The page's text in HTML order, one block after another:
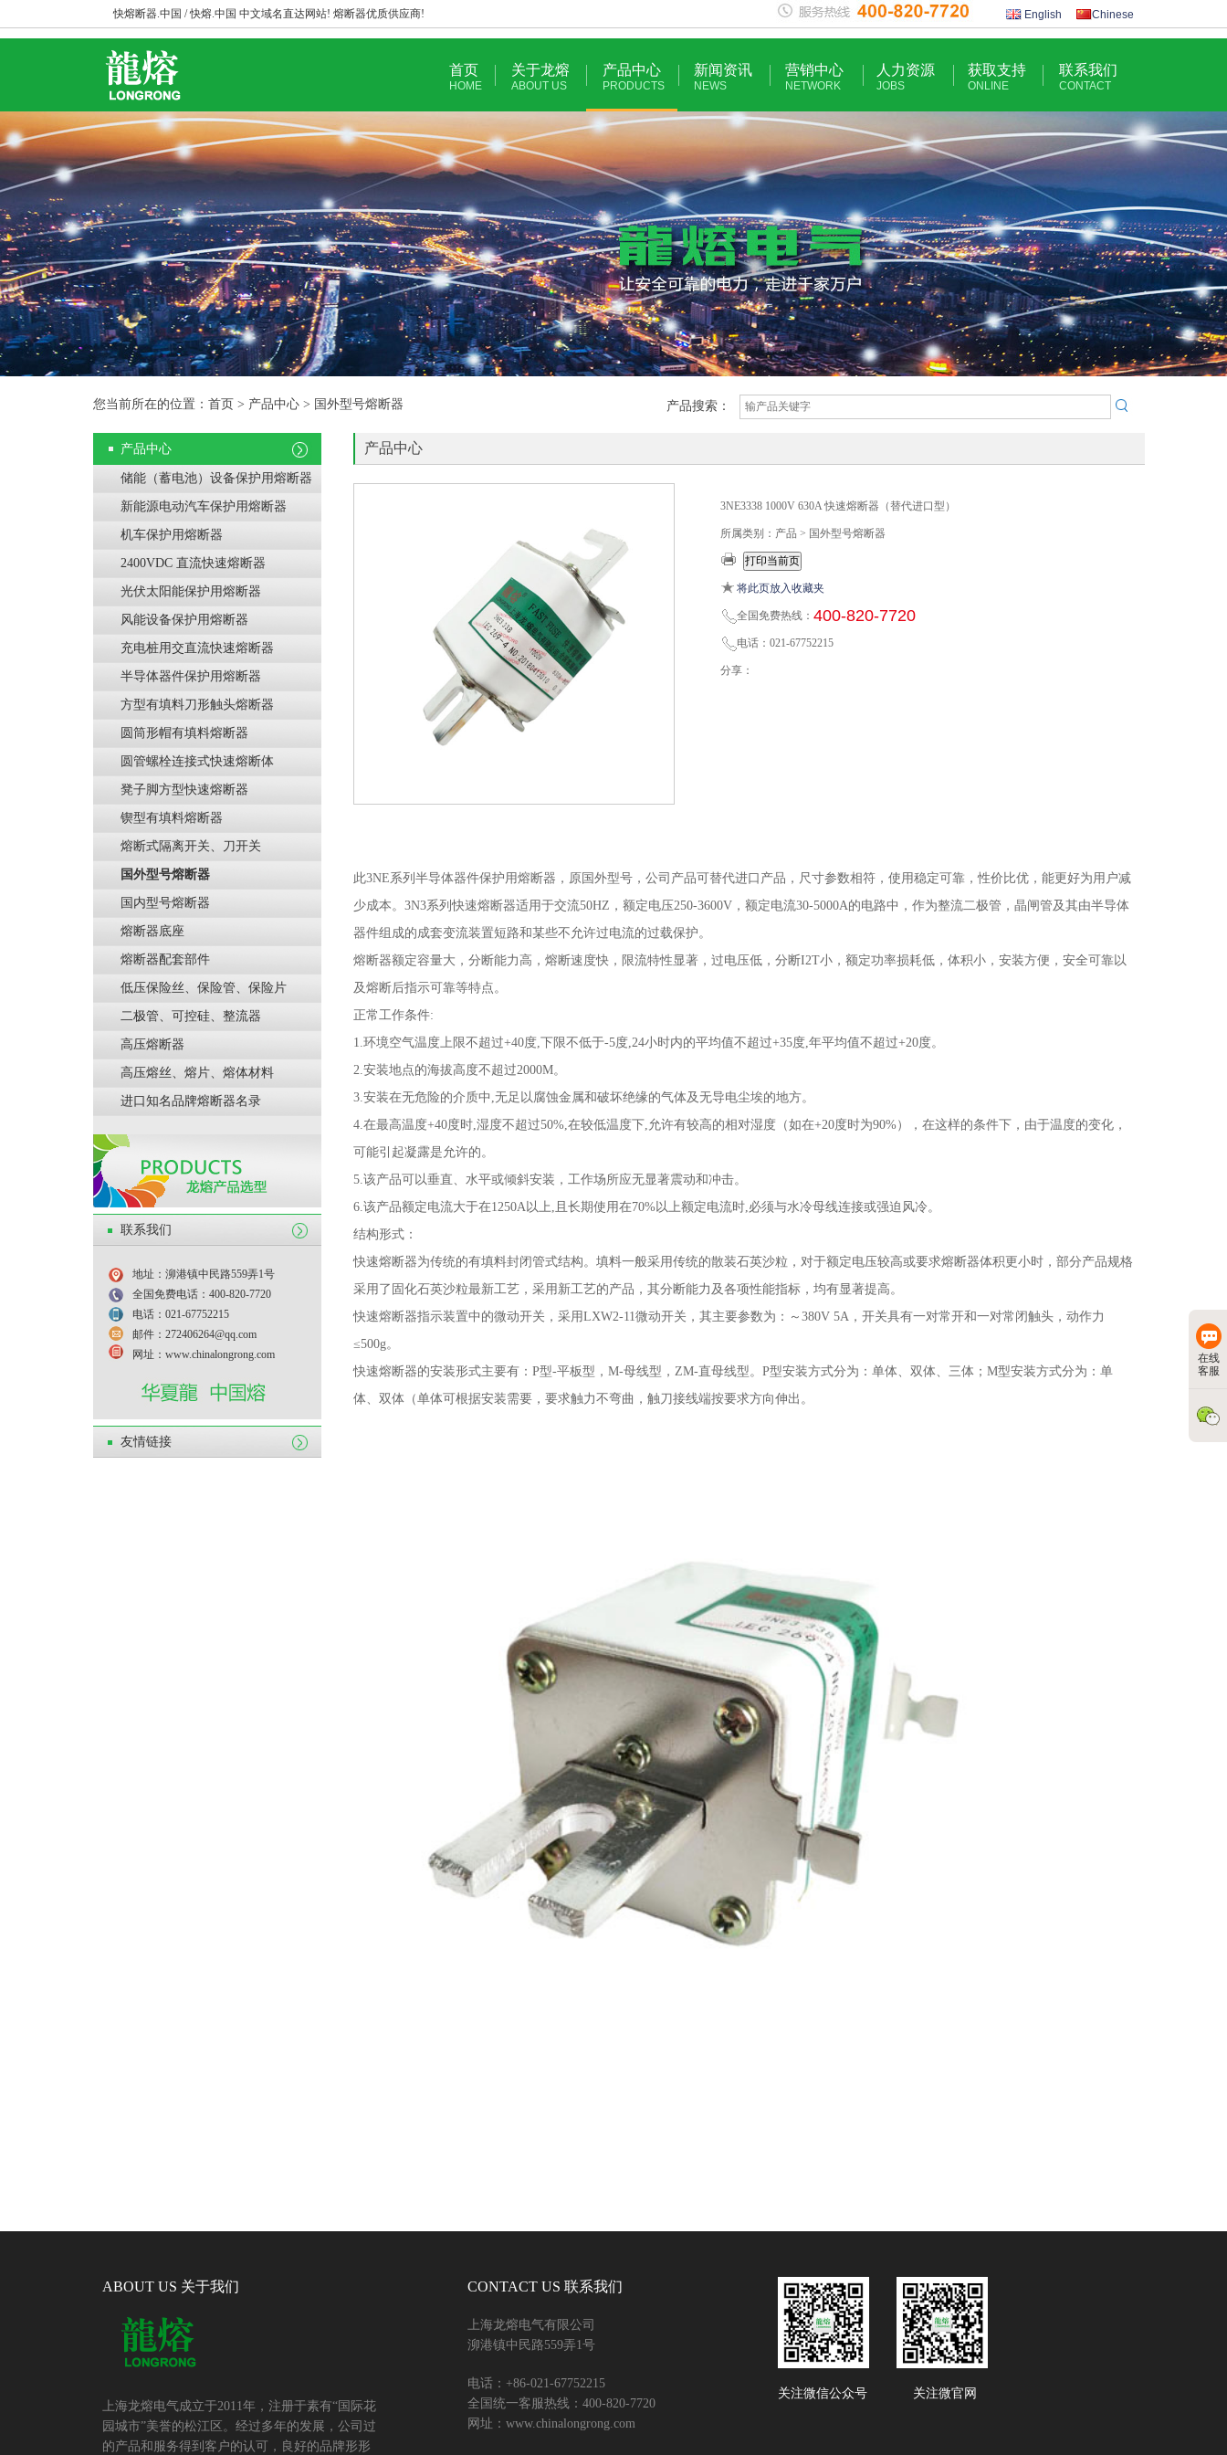
在线
客服
快熔断器.中国 / 快熔.中国 中文域名直达网站! 熔断器优质供应商! English Chinese
首页
HOME
关于龙熔
ABOUT US
产品中心
PRODUCTS
新闻资讯
NEWS
营销中心
NETWORK
人力资源
JOBS
获取支持
ONLINE
联系我们
CONTACT
您当前所在的位置：首页 > 产品中心 > 国外型号熔断器 产品搜索：
产品中心
储能（蓄电池）设备保护用熔断器
新能源电动汽车保护用熔断器
机车保护用熔断器
2400VDC 直流快速熔断器
光伏太阳能保护用熔断器
风能设备保护用熔断器
充电桩用交直流快速熔断器
半导体器件保护用熔断器
方型有填料刀形触头熔断器
圆筒形帽有填料熔断器
圆管螺栓连接式快速熔断体
凳子脚方型快速熔断器
锲型有填料熔断器
熔断式隔离开关、刀开关
国外型号熔断器
国内型号熔断器
熔断器底座
熔断器配套部件
低压保险丝、保险管、保险片
二极管、可控硅、整流器
高压熔断器
高压熔丝、熔片、熔体材料
进口知名品牌熔断器名录
联系我们
地址：泖港镇中民路559弄1号
全国免费电话：400-820-7720
电话：021-67752215
邮件：272406264@qq.com
网址：www.chinalongrong.com
友情链接
产品中心
3NE3338 1000V 630A 快速熔断器（替代进口型）
所属类别：产品 > 国外型号熔断器
将此页放入收藏夹
全国免费热线： 400-820-7720
电话：021-67752215
分享：
此3NE系列半导体器件保护用熔断器，原国外型号，公司产品可替代进口产品，尺寸参数相符，使用稳定可靠，性价比优，能更好为用户减
少成本。3N3系列快速熔断器适用于交流50HZ ，额定电压250-3600V ，额定电流30-5000A的电路中，作为整流二极管，晶闸管及其由半导体
器件组成的成套变流装置短路和某些不允许过电流的过载保护。
熔断器额定容量大，分断能力高，熔断速度快，限流特性显著，过电压低，分断I2T小，额定功率损耗低，体积小，安装方便，安全可靠以
及熔断后指示可靠等特点。
正常工作条件:
1.环境空气温度上限不超过+40度,下限不低于-5度,24小时内的平均值不超过+35度,年平均值不超过+20度。
2.安装地点的海拔高度不超过2000M。
3.安装在无危险的介质中 ,无足以腐蚀金属和破坏绝缘的气体及无导电尘埃的地方。
4.在最高温度+40度时,湿度不超过50%,在较低温度下, 允许有较高的相对湿度（如在+20度时为90%），在这样的条件下，由于温度的变化，
可能引起凝露是允许的。
5.该产品可以垂直、水平或倾斜安装，工作场所应无显著震动和冲击。
6.该产品额定电流大于在1250A以上, 且长期使用在70%以上额定电流时,必须与水冷母线连接或强迫风冷。
结构形式：
快速熔断器为传统的有填料封闭管式结构。填料一般采用传统的散装石英沙粒，对于额定电压较高或要求熔断器体积更小时，部分产品规格
采用了固化石英沙粒最新工艺，采用新工艺的产品，其分断能力及各项性能指标，均有显著提高。
快速熔断器指示装置中的微动开关，采用LXW2-11微动开关，其主要参数为：～ 380V 5A ，开关具有一对常开和一对常闭触头，动作力
≤500g。
快速熔断器的安装形式主要有： P型-平板型， M-母线型， ZM-直母线型。 P型安装方式分为：单体、双体、三体； M型安装方式分为：单
体、双体（单体可根据安装需要，要求触力不弯曲，触刀接线端按要求方向伸出。
ABOUT US 关于我们
上海龙熔电气成立于2011年，注册于素有“国际花
园城市”美誉的松江区。经过多年的发展，公司过
的产品和服务得到客户的认可，良好的品牌形形
CONTACT US 联系我们
上海龙熔电气有限公司
泖港镇中民路559弄1号
电话：+86-021-67752215
全国统一客服热线：400-820-7720
网址：www.chinalongrong.com
关注微信公众号 关注微官网